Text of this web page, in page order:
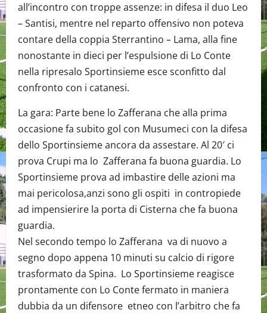
all’incontro con troppe assenze: in difesa il duo Leo
– Santisi, mentre nel reparto offensivo non poteva
contare della coppia Sterrantino – Lama, alla fine
nonostante in dieci per l’espulsione di Lo Conte
nella ripresalo Sportinsieme esce sconfitto dal
confronto con i catanesi.
La gara: Parte bene lo Zafferana che alla prima
occasione fa subito gol con Musumeci con la difesa
dello Sportinsieme ancora da assestare. Al 20′ ci
prova Crupi ma lo Zafferana fa buona guardia. Lo
Sportinsieme prova ad imbastire delle azioni ma
mai pericolosa,anzi sono gli ospiti in contropiede
ad impensierire la porta di Cisterna che fa buona
guardia.
Nel secondo tempo lo Zafferana va di nuovo a
segno dopo appena 10 minuti su calcio di rigore
trasformato da Spina. Lo Sportinsieme reagisce
prontamente con Lo Conte fermato in maniera
dubbia da un difensore etneo con l’arbitro che fa